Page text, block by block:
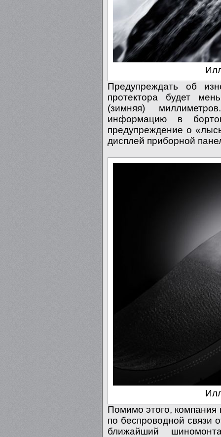
Предупреждать об
протектора будет
(зимняя)
информацию в
предупреждение о
дисплей приборной
Помимо этого, компания
по беспроводной связи
ближайший